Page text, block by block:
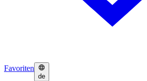
Favoriten
de